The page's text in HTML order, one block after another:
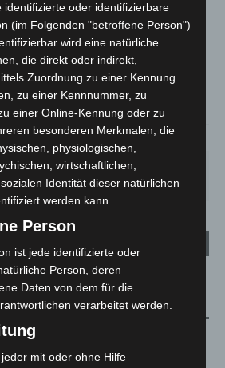
12° C 13.3°
11°
MO.
27°
DI.
23° 25°
kehren nach
Spanien zurück
identifizierte oder identifizierbare
(im Folgenden "betroffene Person")
wird eine natürliche
die direkt oder indirekt,
Zuordnung zu einer Kennung
zu einer Kennnummer, zu
einer Online-Kennung oder zu
besonderen Merkmalen, die
physiologischen,
wirtschaftlichen,
Identität dieser natürlichen
werden kann.
Person
ist jede identifizierte oder
Person, deren
Daten von dem für die
verarbeitet werden.
mit oder ohne Hilfe